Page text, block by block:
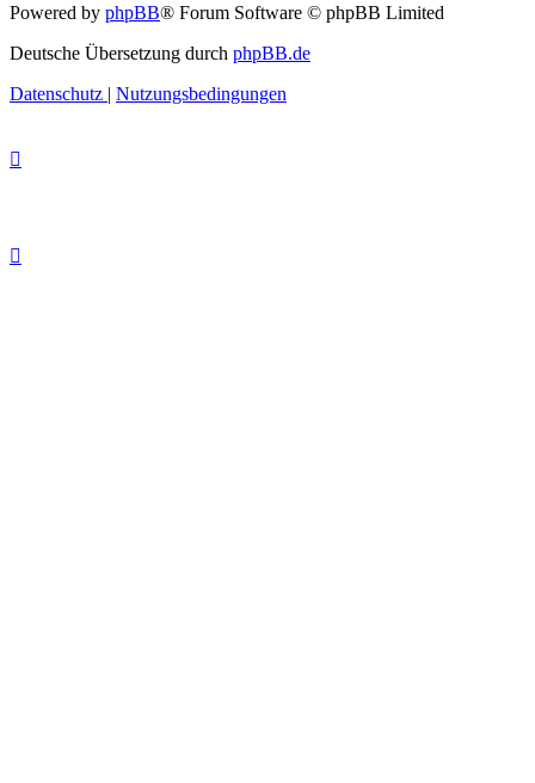
Powered by phpBB® Forum Software © phpBB Limited
Deutsche Übersetzung durch phpBB.de
Datenschutz | Nutzungsbedingungen